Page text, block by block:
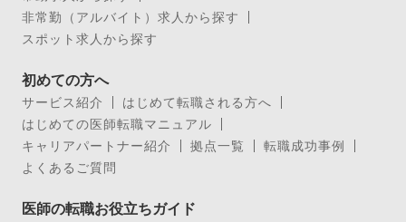
非常勤（アルバイト）求人から探す
スポット求人から探す
初めての方へ
サービス紹介
はじめて転職される方へ
はじめての医師転職マニュアル
キャリアパートナー紹介
拠点一覧
転職成功事例
よくあるご質問
医師の転職お役立ちガイド